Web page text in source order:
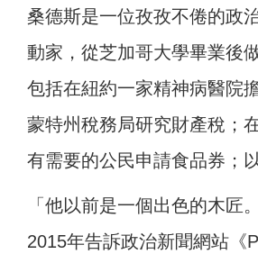
桑德斯是一位孜孜不倦的政
動家，從芝加哥大學畢業後
包括在紐約一家精神病醫院
蒙特州稅務局研究財產稅；
有需要的公民申請食品券；
「他以前是一個出色的木匠
2015年告訴政治新聞網站《